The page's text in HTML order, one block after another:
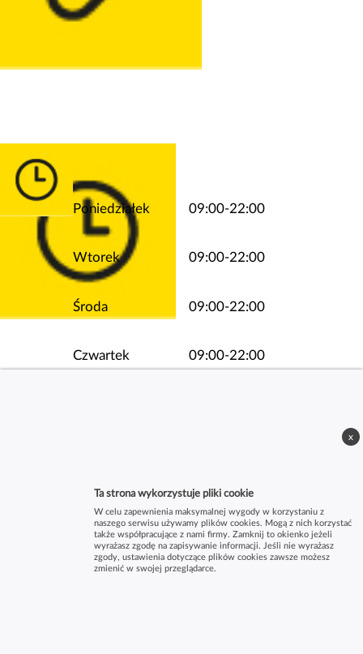
Poniedziałek 09:00-22:00
Wtorek 09:00-22:00
Środa 09:00-22:00
Czwartek 09:00-22:00
Ta strona wykorzystuje pliki cookie
W celu zapewnienia maksymalnej wygody w korzystaniu z
naszego serwisu używamy plików cookies. Mogą z nich korzystać
także współpracujące z nami firmy. Zamknij to okienko jeżeli
wyrażasz zgodę na zapisywanie informacji. Jeśli nie wyrażasz
zgody, ustawienia dotyczące plików cookies zawsze możesz
zmienić w swojej przeglądarce.
x